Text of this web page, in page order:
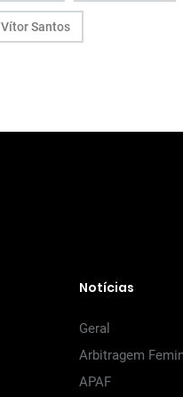
Vítor Santos
Notícias
Geral
Arbitragem
APAF